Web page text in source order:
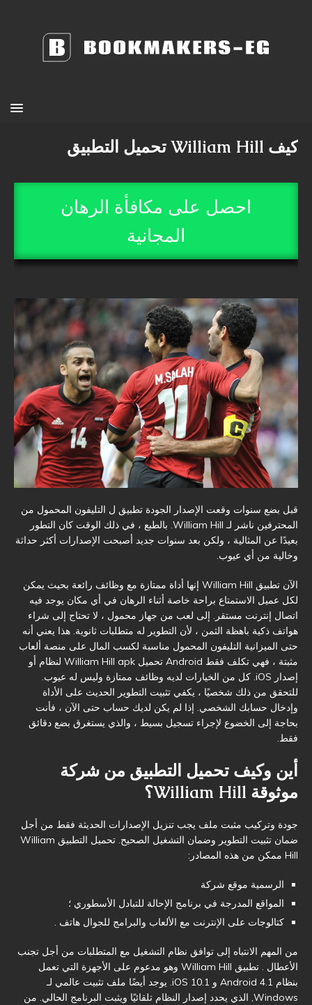
كيف William Hill تحميل التطبيق
احصل على مكافأة الرهان
المجانية
قبل بضع سنوات وقعت الإصدار الجودة تطبيق ل التليفون المحمول من
المحترفين ناشر لـ William Hill. بالطبع ، في ذلك الوقت كان التطور
بعيدًا عن المثالية ، ولكن بعد سنوات جديد أصبحت الإصدارات أكثر حداثة
وخالية من أي عيوب.
الآن تطبيق William Hill إنها أداة ممتازة مع وظائف رائعة بحيث يمكن
لكل عميل الاستمتاع براحة خاصة أثناء الرهان في أي مكان يوجد فيه
اتصال إنترنت مستقر. إلى لعب من جهاز محمول ، لا تحتاج إلى شراء
هواتف ذكية باهظة الثمن ، لأن التطوير له متطلبات ثانوية. هذا يعني أنه
حتى الميزانية التليفون المحمول مناسبة لكسب المال على منصة ألعاب
مثبتة ، فهي تكلف فقط Android تحميل William Hill apk لنظام أو
إصدار iOS. كل من الخيارات لديه وظائف ممتازة وليس له عيوب.
للتحقق من ذلك شخصيًا ، يكفي تثبيت التطوير الحديث على الأداة
وإدخال حسابك الشخصي. إذا لم يكن لديك حساب حتى الآن ، فأنت
بحاجة إلى الخضوع لإجراء تسجيل بسيط ، والذي يستغرق بضع دقائق
فقط.
أين وكيف تحميل التطبيق من شركة
موثوقة William Hill؟
جودة وتركيب مثبت ملف يجب تنزيل الإصدارات الحديثة فقط من أجل
ضمان تثبيت التطوير وضمان التشغيل الصحيح. تحميل التطبيق William
Hill ممكن من هذه المصادر:
الرسمية موقع شركة
المواقع المدرجة في برنامج الإحالة للتبادل الأسطوري ؛
كتالوجات على الإنترنت مع الألعاب والبرامج للجوال هاتف .
من المهم الانتباه إلى توافق نظام التشغيل مع المتطلبات من أجل تجنب
الأعطال . تطبيق William Hill وهو مدعوم على الأجهزة التي تعمل
بنظام Android 4.1 و iOS 10.1. يوجد أيضًا ملف تثبيت عالمي لـ
Windows, الذي يحدد إصدار النظام تلقائيًا ويثبت البرنامج الحالي. من